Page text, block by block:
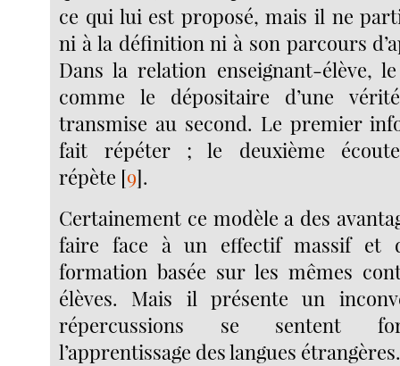
ce qui lui est proposé, mais il ne
ni à la définition ni à son parcours
Dans la relation enseignant-élève,
comme le dépositaire d’une
transmise au second. Le premier
fait répéter ; le deuxième
répète [9].
Certainement ce modèle a des
faire face à un effectif massif et
formation basée sur les mêmes
élèves. Mais il présente un
répercussions se sentent
l’apprentissage des langues